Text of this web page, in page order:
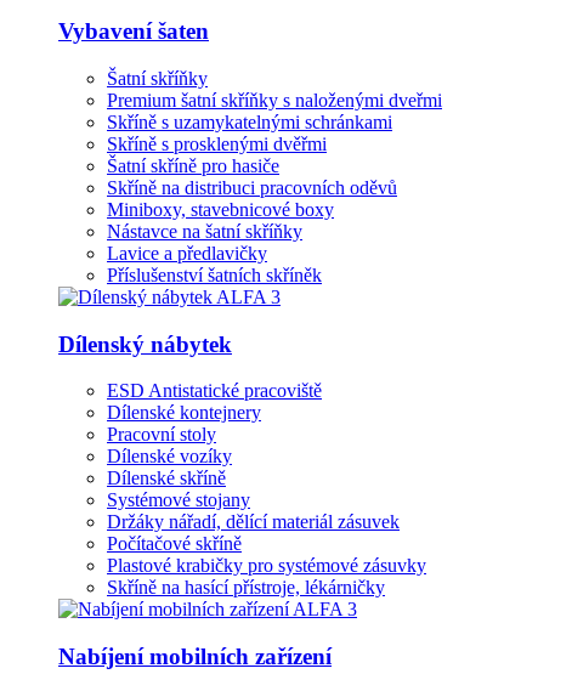
Vybavení šaten
Šatní skříňky
Premium šatní skříňky s naloženými dveřmi
Skříně s uzamykatelnými schránkami
Skříně s prosklenými dvěřmi
Šatní skříně pro hasiče
Skříně na distribuci pracovních oděvů
Miniboxy, stavebnicové boxy
Nástavce na šatní skříňky
Lavice a předlavičky
Příslušenství šatních skříněk
Dílenský nábytek
ESD Antistatické pracoviště
Dílenské kontejnery
Pracovní stoly
Dílenské vozíky
Dílenské skříně
Systémové stojany
Držáky nářadí, dělící materiál zásuvek
Počítačové skříně
Plastové krabičky pro systémové zásuvky
Skříně na hasící přístroje, lékárničky
Nabíjení mobilních zařízení